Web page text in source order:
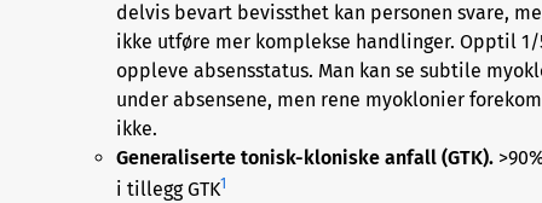
delvis bevart bevissthet kan personen svare,
ikke utføre mer komplekse handlinger. Opptil 1/
oppleve absensstatus. Man kan se subtile
under absensene, men rene myoklonier
ikke.
Generaliserte tonisk-kloniske anfall (GTK).
i tillegg GTK1